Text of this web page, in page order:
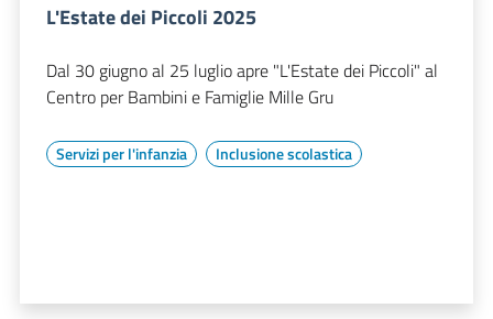
L'Estate dei Piccoli 2025
Dal 30 giugno al 25 luglio apre "L'Estate dei Piccoli" al
Centro per Bambini e Famiglie Mille Gru
Servizi per l'infanzia Inclusione scolastica